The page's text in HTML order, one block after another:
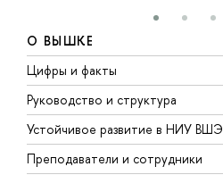
О ВЫШКЕ
Цифры и факты
Руководство и структура
Устойчивое развитие в НИУ ВШЭ
Преподаватели и сотрудники